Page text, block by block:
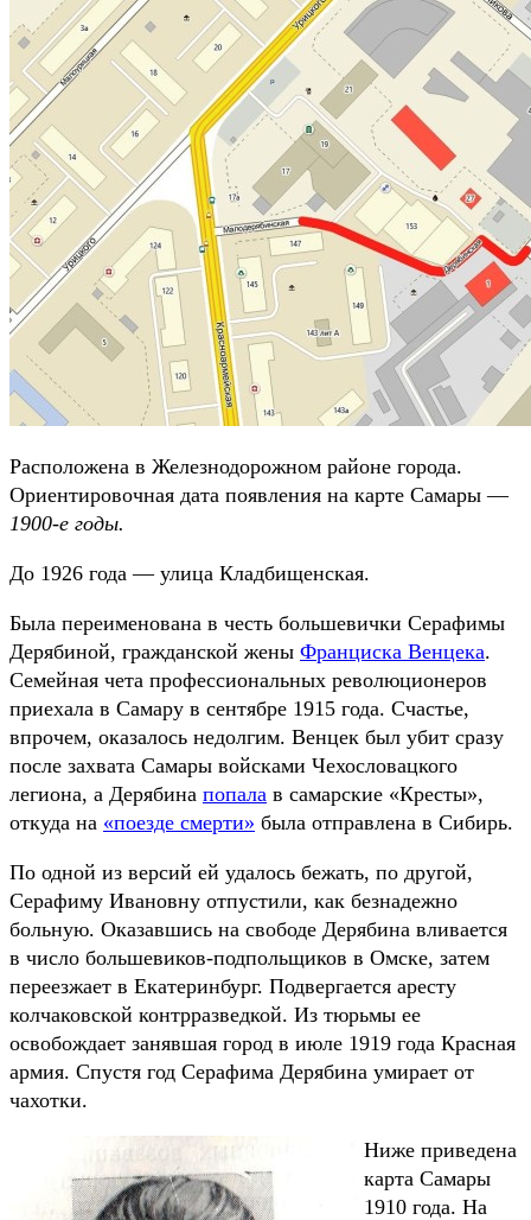
Расположена в Железнодорожном районе города.
Ориентировочная дата появления на карте Самары —
1900-е годы.
До 1926 года — улица Кладбищенская.
Была переименована в честь большевички Серафимы
Дерябиной, гражданской жены Франциска Венцека.
Семейная чета профессиональных революционеров
приехала в Самару в сентябре 1915 года. Счастье,
впрочем, оказалось недолгим. Венцек был убит сразу
после захвата Самары войсками Чехословацкого
легиона, а Дерябина попала в самарские «Кресты»,
откуда на «поезде смерти» была отправлена в Сибирь.
По одной из версий ей удалось бежать, по другой,
Серафиму Ивановну отпустили, как безнадежно
больную. Оказавшись на свободе Дерябина вливается
в число большевиков-подпольщиков в Омске, затем
переезжает в Екатеринбург. Подвергается аресту
колчаковской контрразведкой. Из тюрьмы ее
освобождает занявшая город в июле 1919 года Красная
армия. Спустя год Серафима Дерябина умирает от
чахотки.
Ниже приведена
карта Самары
1910 года. На